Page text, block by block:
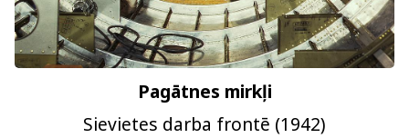
Pagātnes mirkļi
Sievietes darba frontē (1942)